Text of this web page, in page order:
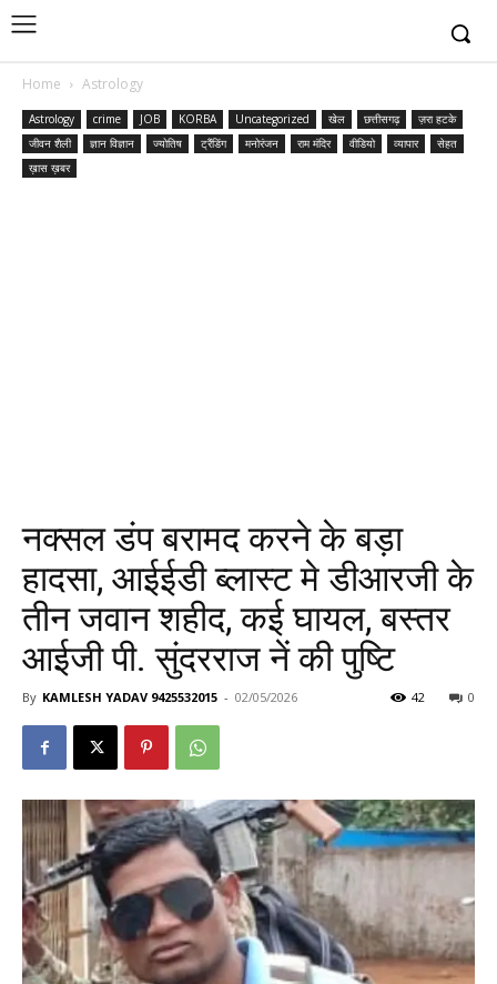
Home Astrology
Astrology crime JOB KORBA Uncategorized खेल छत्तीसगढ़
ज़रा हटके
जीवन शैली
ज्ञान विज्ञान ज्योतिष ट्रैंडिंग मनोरंजन राम मंदिर वीडियो व्यापार
सेहत
ख़ास ख़बर
नक्सल डंप बरामद करने के बड़ा
हादसा, आईईडी ब्लास्ट मे डीआरजी के
तीन जवान शहीद, कई घायल, बस्तर
आईजी पी. सुंदरराज नें की पुष्टि
By KAMLESH YADAV 9425532015 - 02/05/2026 0
42